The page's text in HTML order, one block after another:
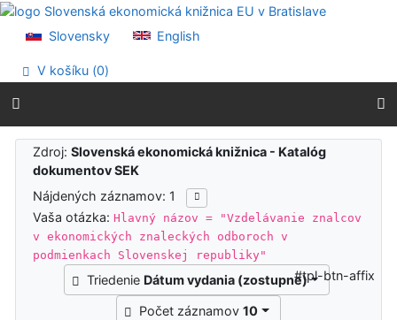
Prejsť na obsah
Prehlásenie o webovej prístupnosti
Slovensky English
V košíku (0)
Výsledky vyhľadávania
Zdroj:Slovenská ekonomická knižnica - Katalóg
dokumentov SEK
Nájdených záznamov: 1
Vaša otázka:Hlavný názov = "Vzdelávanie znalcov
v ekonomických znaleckých odboroch v
podmienkach Slovenskej republiky"
Triedenie Dátum vydania (zostupne)
Počet záznamov10
#tpl-btn-affix